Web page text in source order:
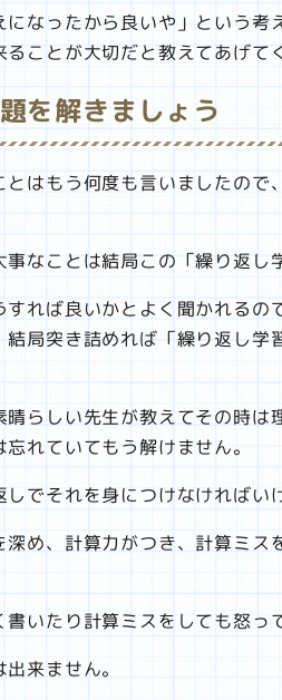
になったから良いや」という考
ことが大切だと教えてあげて
を解きましょう
はもう何度も言いましたので
なことは結局この「繰り返し
れば良いかとよく聞かれるの
局突き詰めれば「繰り返し学
らしい先生が教えてその時は
れていてもう解けません。
でそれを身につけなければい
め、計算力がつき、計算ミス
いたり計算ミスをしても怒っ
来ません。